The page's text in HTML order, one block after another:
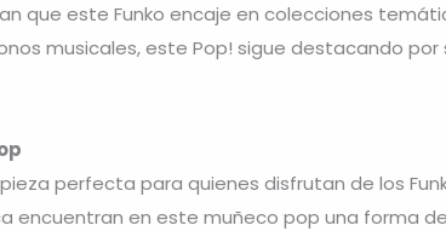
que este Funko encaje en colecciones
musicales, este Pop! sigue destacando por
perfecta para quienes disfrutan de los
encuentran en este muñeco pop una forma